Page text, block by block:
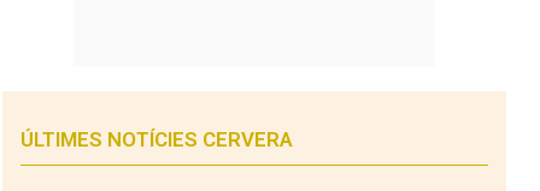
ÚLTIMES NOTÍCIES CERVERA